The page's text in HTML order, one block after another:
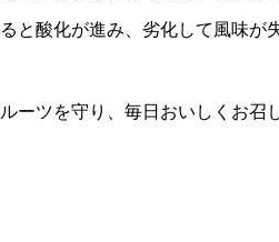
と酸化が進み、劣化して風味が
ーツを守り、毎日おいしくお召